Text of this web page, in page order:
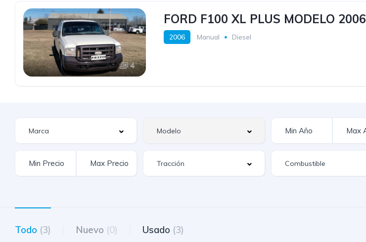
4
FORD F100 XL PLUS MODELO 2006
2006 Manual Diesel
Todo (3) Nuevo (0) Usado (3)